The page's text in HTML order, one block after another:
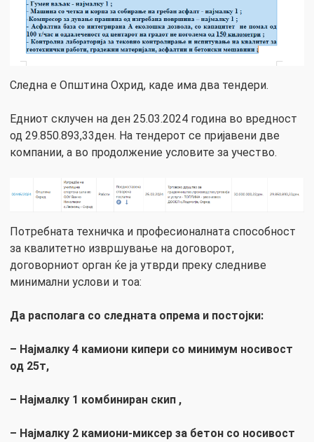
Следна е Општина Охрид, каде има два тендери.
Едниот склучен на ден 25.03.2024 година во вредност
од 29.850.893,33ден. На тендерот се пријавени две
компании, а во продолжение условите за учество.
Потребната техничка и професионалната способност
за квалитетно извршување на договорот,
договорниот орган ќе ја утврди преку следниве
минимални услови и тоа:
Да располага со следната опрема и постојки:
– Најмалку 4 камиони кипери со минимум носивост
од 25т,
– Најмалку 1 комбиниран скип ,
– Најмалку 2 камиони-миксер за бетон со носивост